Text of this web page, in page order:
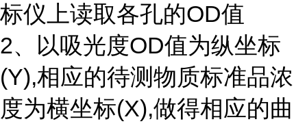
标仪上读取各孔的OD值
2、以吸光度OD值为纵坐标
(Y),相应的待测物质标准品浓
度为横坐标(X),做得相应的曲